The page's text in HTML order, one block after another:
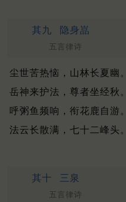
其九 隐身嵓
五言律诗
尘世苦热恼，山林长夏幽。
岳神来护法，尊者坐经秋。
呼粥鱼频响，衔花鹿自游。
法云长散满，七十二峰头。
其十 三泉
五言律诗